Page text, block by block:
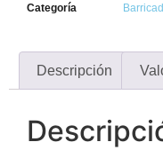
Categoría
Descripción